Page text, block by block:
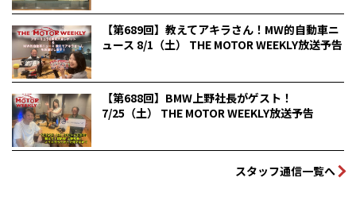
【第689回】教えてアキラさん！MW的自動車ニ
ュース 8/1（土） THE MOTOR WEEKLY放送予告
【第688回】BMW上野社長がゲスト！
7/25（土） THE MOTOR WEEKLY放送予告
スタッフ通信一覧へ